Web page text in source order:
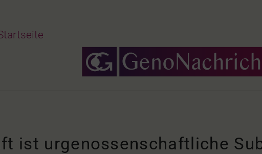
ist urgenossenschaftliche